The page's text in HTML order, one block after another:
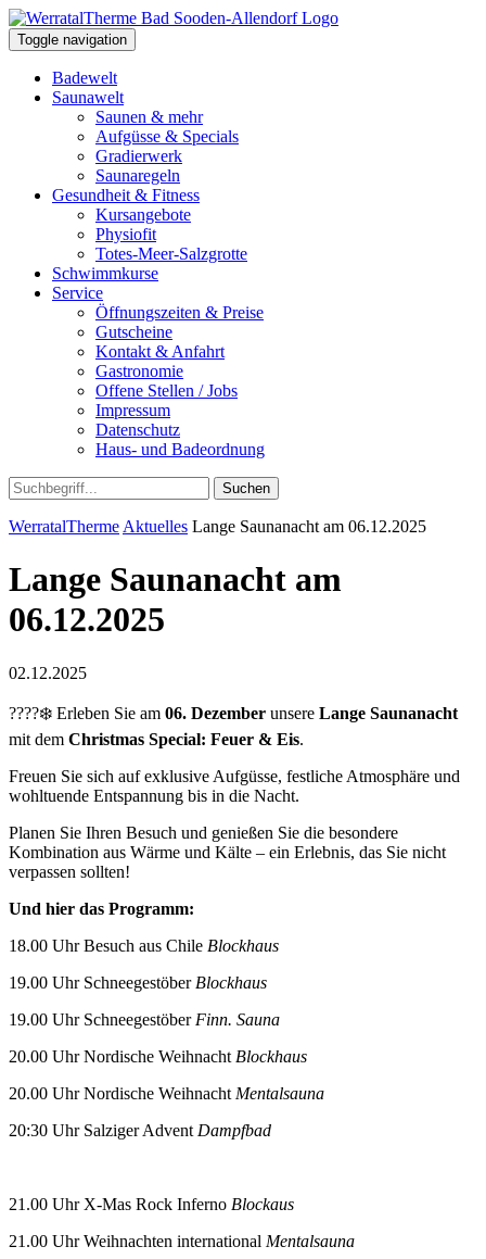
Toggle navigation
Badewelt
Saunawelt
Saunen & mehr
Aufgüsse & Specials
Gradierwerk
Saunaregeln
Gesundheit & Fitness
Kursangebote
Physiofit
Totes-Meer-Salzgrotte
Schwimmkurse
Service
Öffnungszeiten & Preise
Gutscheine
Kontakt & Anfahrt
Gastronomie
Offene Stellen / Jobs
Impressum
Datenschutz
Haus- und Badeordnung
Suchen
WerratalTherme Aktuelles Lange Saunanacht am 06.12.2025
Lange Saunanacht am
06.12.2025
02.12.2025
????❄️ Erleben Sie am 06. Dezember unsere Lange Saunanacht
mit dem Christmas Special: Feuer & Eis.
Freuen Sie sich auf exklusive Aufgüsse, festliche Atmosphäre und
wohltuende Entspannung bis in die Nacht.
Planen Sie Ihren Besuch und genießen Sie die besondere
Kombination aus Wärme und Kälte – ein Erlebnis, das Sie nicht
verpassen sollten!
Und hier das Programm:
18.00 Uhr Besuch aus Chile Blockhaus
19.00 Uhr Schneegestöber Blockhaus
19.00 Uhr Schneegestöber Finn. Sauna
20.00 Uhr Nordische Weihnacht Blockhaus
20.00 Uhr Nordische Weihnacht Mentalsauna
20:30 Uhr Salziger Advent Dampfbad
21.00 Uhr X-Mas Rock Inferno Blockaus
21.00 Uhr Weihnachten international Mentalsauna